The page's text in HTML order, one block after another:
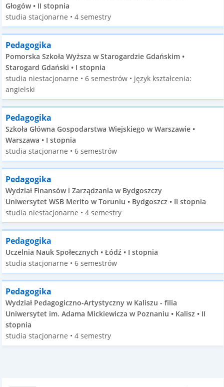
Głogów • II stopnia
studia stacjonarne • 4 semestry
Pedagogika
Pomorska Szkoła Wyższa w Starogardzie Gdańskim •
Starogard Gdański • I stopnia
studia niestacjonarne • 6 semestrów • język kształcenia:
angielski
Pedagogika
Szkoła Główna Gospodarstwa Wiejskiego w Warszawie •
Warszawa • I stopnia
studia stacjonarne • 6 semestrów
Pedagogika
Wydział Finansów i Zarządzania w Bydgoszczy
Uniwersytet WSB Merito w Toruniu • Bydgoszcz • II stopnia
studia niestacjonarne • 4 semestry
Pedagogika
Uczelnia Nauk Społecznych • Łódź • I stopnia
studia stacjonarne • 6 semestrów
Pedagogika
Wydział Pedagogiczno-Artystyczny w Kaliszu - filia
Uniwersytet im. Adama Mickiewicza w Poznaniu • Kalisz • II
stopnia
studia stacjonarne • 4 semestry